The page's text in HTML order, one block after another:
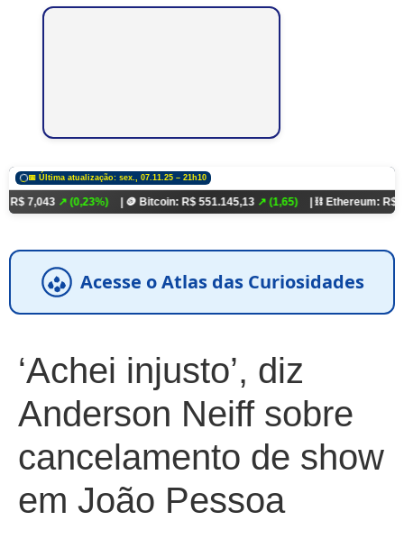
📅 Última atualização: sex., 07.11.25 – 21h10
↗ (0,23%) | 🪙 Bitcoin: R$ 551.145,13↗ (1,65) | ⛓️ Ethereum: R$ 18.321,93
Acesse o Atlas das Curiosidades
‘Achei injusto’, diz
Anderson Neiff sobre
cancelamento de show
em João Pessoa